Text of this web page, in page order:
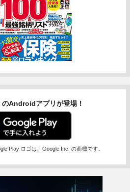
のAndroidアプリが登場！
Play ロゴは、Google Inc. の商標です。